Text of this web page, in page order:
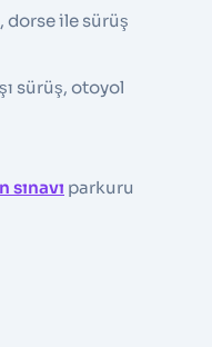
dorse ile sürüş
sürüş, otoyol
sınavı parkuru